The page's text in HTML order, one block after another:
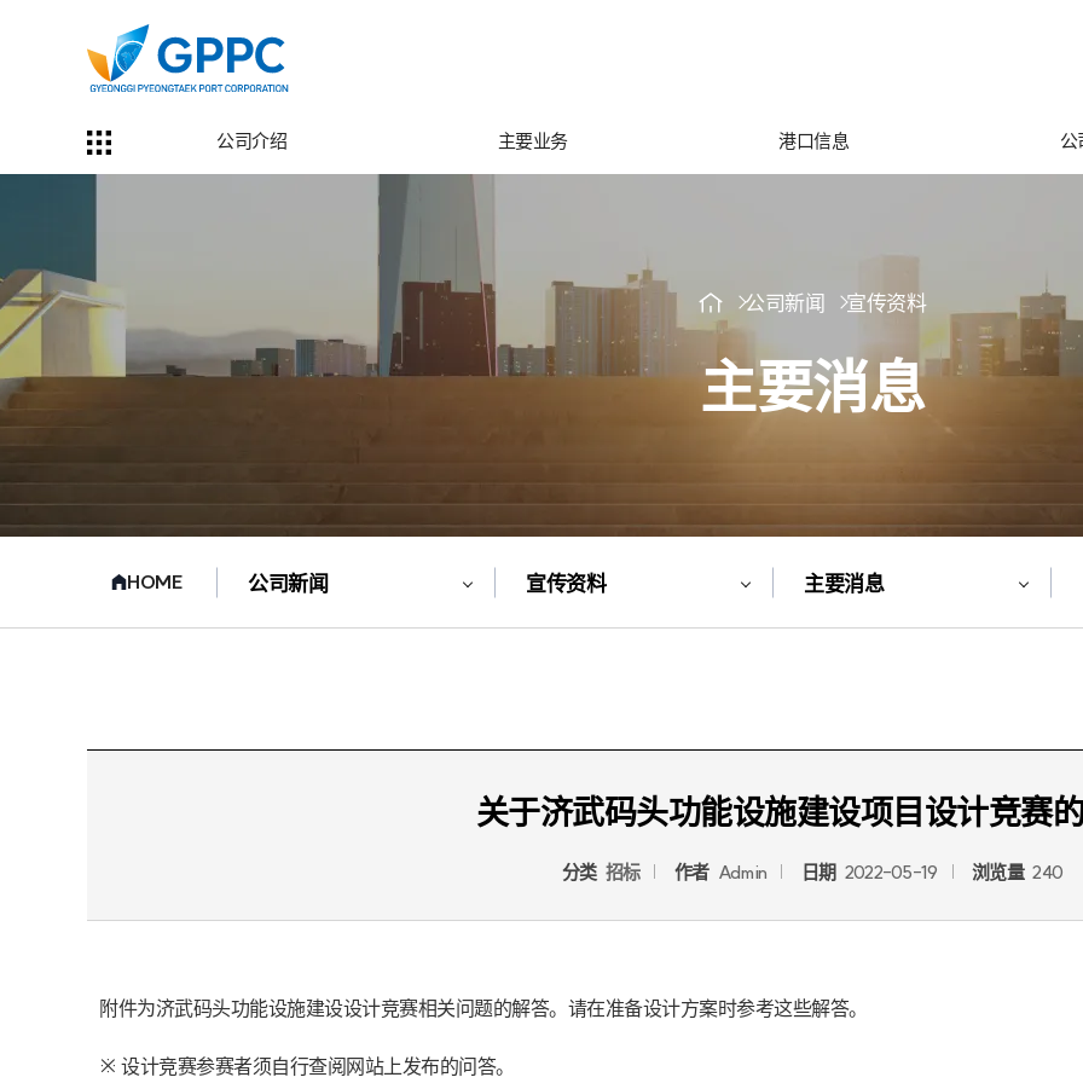
公司介绍 主要业务 港口信息 公
公司新闻 宣传资料
主要消息
HOME 公司新闻 宣传资料 主要消息
关于济武码头功能设施建设项目设计竞赛
分类 招标 作者 Admin 日期 2022-05-19 浏览量 240
附件为济武码头功能设施建设设计竞赛相关问题的解答。请在准备设计方案时参考这些解答。
※ 设计竞赛参赛者须自行查阅网站上发布的问答。